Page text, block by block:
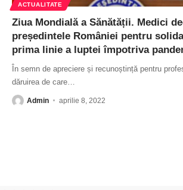
ACTUALITATE
Ziua Mondială a Sănătății. Medici
președintele României pentru
prima linie a luptei împotriva
În semn de apreciere și recunoștință pentru
dăruirea de care
Admin aprilie 8, 2022